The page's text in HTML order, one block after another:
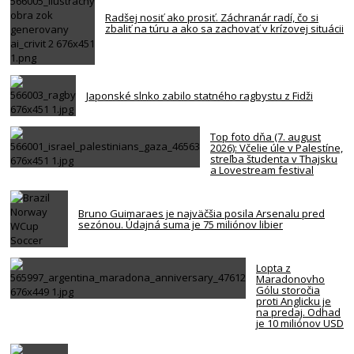
Radšej nosiť ako prosiť. Záchranár radí, čo si
zbaliť na túru a ako sa zachovať v krízovej situácii
Japonské slnko zabilo statného ragbystu z Fidži
Top foto dňa (7. august
2026): Včelie úle v Palestíne,
streľba študenta v Thajsku
a Lovestream festival
Bruno Guimaraes je najväčšia posila Arsenalu pred
sezónou. Údajná suma je 75 miliónov libier
Lopta z
Maradonovho
Gólu storočia
proti Anglicku je
na predaj. Odhad
je 10 miliónov USD